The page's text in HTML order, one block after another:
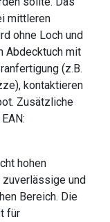
mittleren
ohne Loch und
Abdecktuch mit
(z.B.
kontaktieren
Zusätzliche
hohen
und
Bereich. Die
für